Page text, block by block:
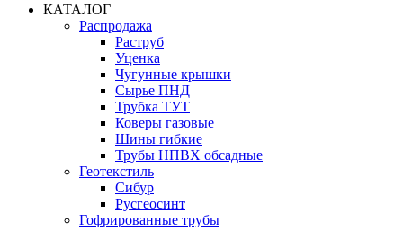
КАТАЛОГ
Распродажа
Раструб
Уценка
Чугунные крышки
Сырье ПНД
Трубка ТУТ
Коверы газовые
Шины гибкие
Трубы НПВХ обсадные
Геотекстиль
Сибур
Русгеосинт
Гофрированные трубы